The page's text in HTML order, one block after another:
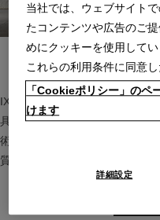
IXC（イクスシー）は、
具ブランド。ヨーロッパの家具
術を活かした持続可能で洗練さ
質な暮らしを届けます。
当社では、ウェブサイト
たコンテンツや広告のご
めにクッキーを使用して
これらの利用条件に同意
「Cookieポリシー」のペ
けます
詳細設定